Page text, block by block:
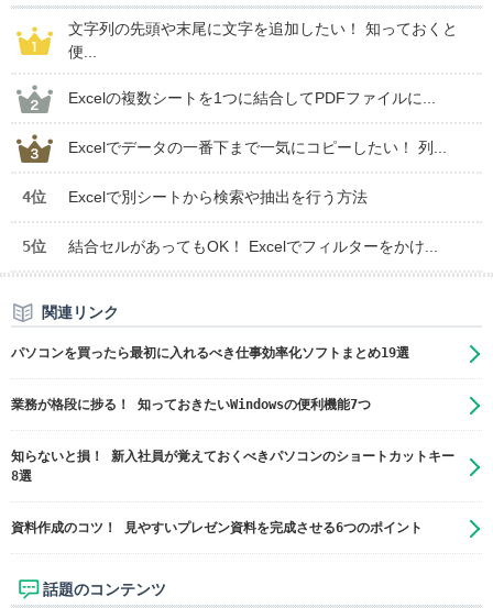
文字列の先頭や末尾に文字を追加したい！ 知っておくと
便...
Excelの複数シートを1つに結合してPDFファイルに...
Excelでデータの一番下まで一気にコピーしたい！ 列...
4位 Excelで別シートから検索や抽出を行う方法
5位 結合セルがあってもOK！ Excelでフィルターをかけ...
関連リンク
パソコンを買ったら最初に入れるべき仕事効率化ソフトまとめ19選
業務が格段に捗る！ 知っておきたいWindowsの便利機能7つ
知らないと損！ 新入社員が覚えておくべきパソコンのショートカットキー
8選
資料作成のコツ！ 見やすいプレゼン資料を完成させる6つのポイント
話題のコンテンツ